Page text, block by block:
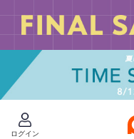
ログイン